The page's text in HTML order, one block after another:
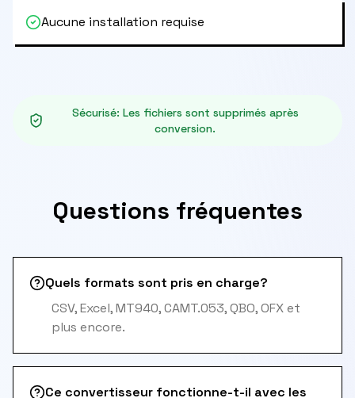
Aucune installation requise
Sécurisé: Les fichiers sont supprimés après
conversion.
Questions fréquentes
Quels formats sont pris en charge?
CSV, Excel, MT940, CAMT.053, QBO, OFX et
plus encore.
Ce convertisseur fonctionne-t-il avec les